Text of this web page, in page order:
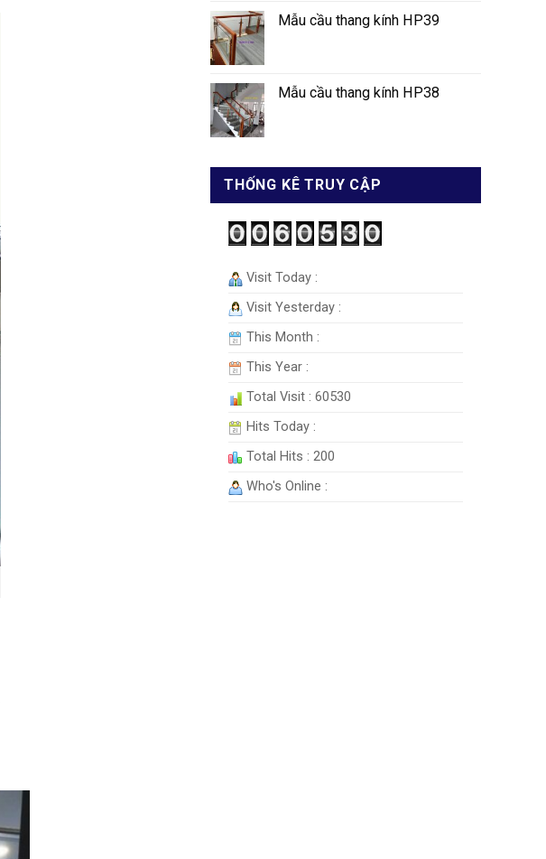
Mẫu cầu thang kính HP39
Mẫu cầu thang kính HP38
THỐNG KÊ TRUY CẬP
Visit Today :
Visit Yesterday :
This Month :
This Year :
Total Visit : 60530
Hits Today :
Total Hits : 200
Who's Online :